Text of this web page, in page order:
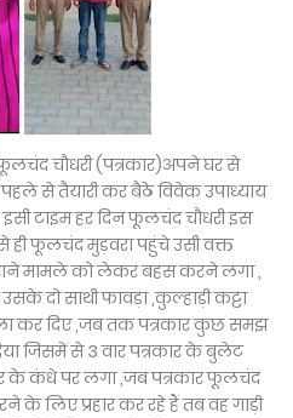
फूलचंद चौधरी (पत्रकार)अपने घर से
पहले से तैयारी कर बैठे विवेक उपाध्याय
टाइम हर दिन फूलचंद चौधरी इस
फूलचंद मुड़वरा पहुंचे उसी वक्त
मामले को लेकर बहस करने लगा ,
दो साथी फावड़ा ,कुल्हाड़ी कट्टा
कर दिए ,जब तक पत्रकार कुछ समझ
जिसमें से 3 वार पत्रकार के बुलेट
के कंधे पर लगा ,जब पत्रकार फूलचंद
लिए प्रहार कर रहे हैं तब वह गाड़ी